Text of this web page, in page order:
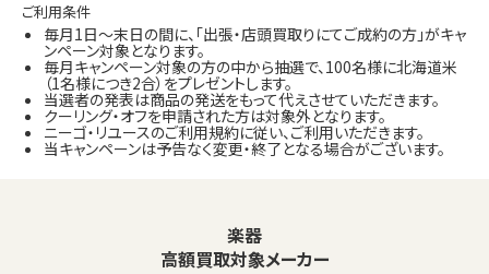
ご利用条件
毎月1日～末日の間に、「出張・店頭買取りにてご成約の方」がキャ
ンペーン対象となります。
毎月キャンペーン対象の方の中から抽選で、100名様に北海道米
（1名様につき2合）をプレゼントします。
当選者の発表は商品の発送をもって代えさせていただきます。
クーリング・オフを申請された方は対象外となります。
ニーゴ・リユースのご利用規約に従い、ご利用いただきます。
当キャンペーンは予告なく変更・終了となる場合がございます。
楽器
高額買取対象メーカー